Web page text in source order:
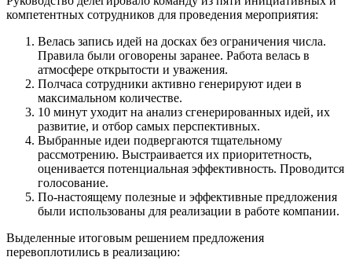
компетентных сотрудников для проведения мероприятия:
Велась запись идей на досках без ограничения числа.
Правила были оговорены заранее. Работа велась в
атмосфере открытости и уважения.
Полчаса сотрудники активно генерируют идеи в
максимальном количестве.
10 минут уходит на анализ сгенерированных идей, их
развитие, и отбор самых перспективных.
Выбранные идеи подвергаются тщательному
рассмотрению. Выстраивается их приоритетность,
оценивается потенциальная эффективность. Проводится
голосование.
По-настоящему полезные и эффективные предложения
были использованы для реализации в работе компании.
Выделенные итоговым решением предложения
перевоплотились в реализацию: